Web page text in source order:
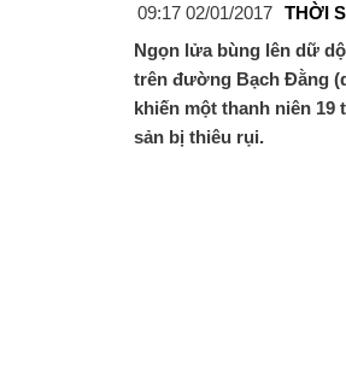
09:17 02/01/2017
THỜI
Ngọn lửa bùng lên dữ
trên đường Bạch Đằng
khiến một thanh niên 19
sản bị thiêu rụi.